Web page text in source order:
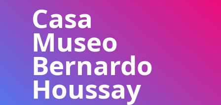
Casa
Museo
Bernardo
Houssay